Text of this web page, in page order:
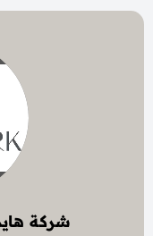
شركة